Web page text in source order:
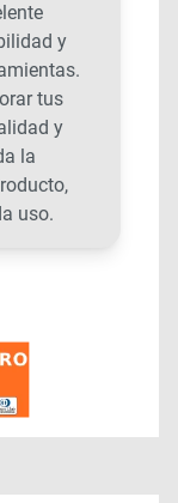
y
tus
y
la
uso.